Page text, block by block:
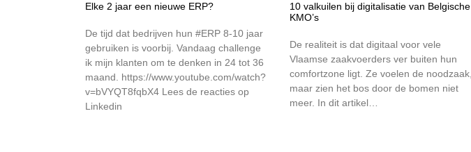
Elke 2 jaar een nieuwe ERP?
De tijd dat bedrijven hun #ERP 8-10 jaar
gebruiken is voorbij. Vandaag challenge
ik mijn klanten om te denken in 24 tot 36
maand. https://www.youtube.com/watch?
v=bVYQT8fqbX4 Lees de reacties op
Linkedin
10 valkuilen bij digitalisatie van Belgische
KMO’s
De realiteit is dat digitaal voor vele
Vlaamse zaakvoerders ver buiten hun
comfortzone ligt. Ze voelen de noodzaak,
maar zien het bos door de bomen niet
meer. In dit artikel…